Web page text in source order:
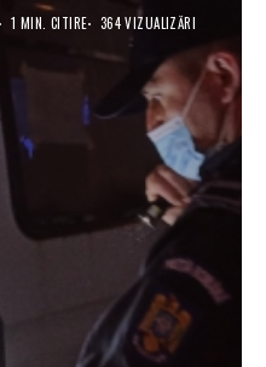
1 MIN. CITIRE 364 VIZUALIZĂRI